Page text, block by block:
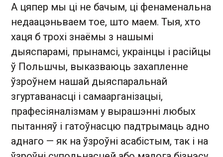
А цяпер мы ці не бачым, ці фенаменальна
недаацэньваем тое, што маем. Тыя, хто
хаця б трохі знаёмы з нашымі
дыяспарамі, прынамсі, украінцы і расійцы
ў Польшчы, выказваюць захапленне
ўзроўнем нашай дыяспаральнай
згуртаванасці і самаарганізацыі,
прафесіяналізмам у вырашэнні любых
пытанняў і гатоўнасцю падтрымаць адно
аднаго — як на ўзроўні асабістым, так і на